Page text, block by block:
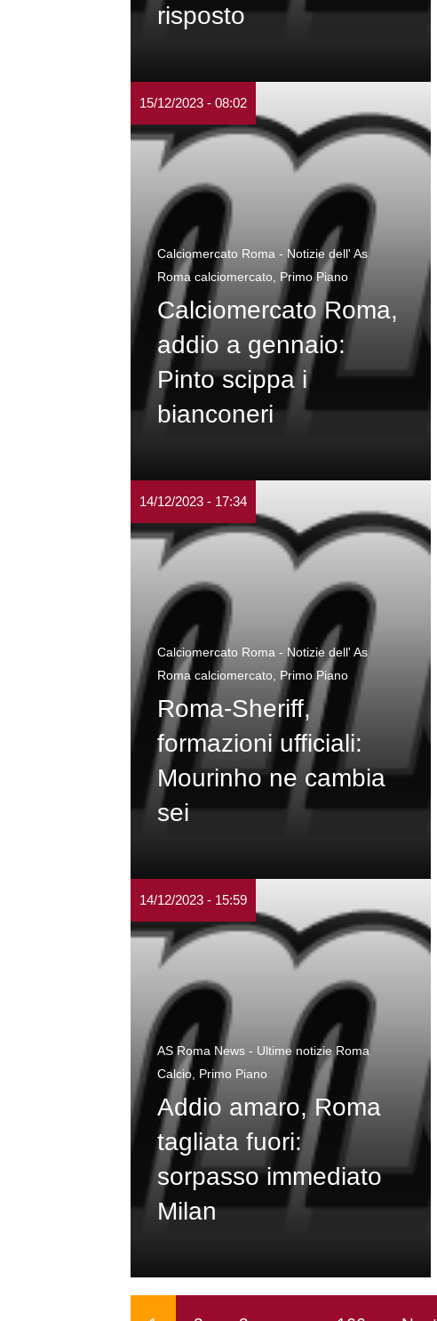
risposto
15/12/2023 - 08:02
Calciomercato Roma - Notizie dell' As
Roma calciomercato Primo Piano
Calciomercato Roma,
addio a gennaio:
Pinto scippa i
bianconeri
14/12/2023 - 17:34
Calciomercato Roma - Notizie dell' As
Roma calciomercato Primo Piano
Roma-Sheriff,
formazioni ufficiali:
Mourinho ne cambia
sei
14/12/2023 - 15:59
AS Roma News - Ultime notizie Roma
Calcio Primo Piano
Addio amaro, Roma
tagliata fuori:
sorpasso immediato
Milan